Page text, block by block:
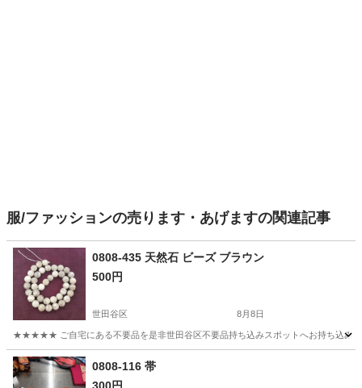
服/ファッションの売ります・あげますの関連記事
0808-435 天然石 ビーズ ブラウン
500円
世田谷区 8月8日
★★★★★ ご自宅にある不要品を是非世田谷区不要品持ち込みスポットへお持ち込みし
東京 世田谷区 アクセサリー
0808-116 帯